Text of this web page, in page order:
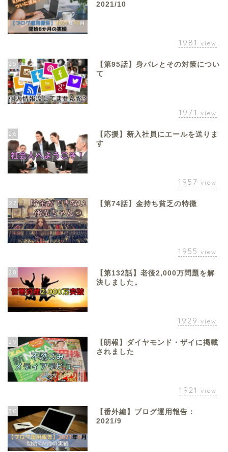
2021/10
1981 view
25
【第95話】身バレとその対策につい
て
1971 view
26
【応援】新入社員にエールを送りま
す
1957 view
27 【第74話】金持ち貧乏の特徴
1955 view
28
【第132話】老後2,000万問題を解
決しました。
1929 view
29
【朗報】ダイヤモンド・ザイに掲載
されました
1921 view
30
【番外編】ブログ運用報告：
2021/9